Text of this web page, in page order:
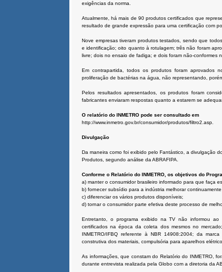
exigências da norma.
Atualmente, há mais de 90 produtos certificados que
resultado de grande expressão para uma certificação com
Nove empresas tiveram produtos testados, sendo que
e identificação; oito quanto à rotulagem; três não foram
livre; dois no ensaio de fadiga; e dois foram não-conformes
Em contrapartida, todos os produtos foram aprovados
proliferação de bactérias na água, não representando,
Pelos resultados apresentados, os produtos foram
fabricantes enviaram respostas quanto a estarem se
O relatório do INMETRO pode ser consultado em
http://www.inmetro.gov.br/consumidor/produtos/filtro2.asp.
Divulgação
Da maneira como foi exibido pelo Fantástico, a divulgação
Produtos, segundo análise da ABRAFIPA.
Conforme o Relatório do INMETRO, os objetivos do
a) manter o consumidor brasileiro informado para que faça
b) fornecer subsídio para a indústria melhorar
c) diferenciar os vários produtos disponíveis;
d) tornar o consumidor parte efetiva deste processo de
Entretanto, o programa exibido na TV não informou
certificados na época da coleta dos mesmos no
INMETRO/IFBQ referente à NBR 14908:2004; da
construtiva dos materiais, compulsória para aparelhos
As informações, que constam do Relatório do INMETRO,
durante entrevista realizada pela Globo com a diretoria da